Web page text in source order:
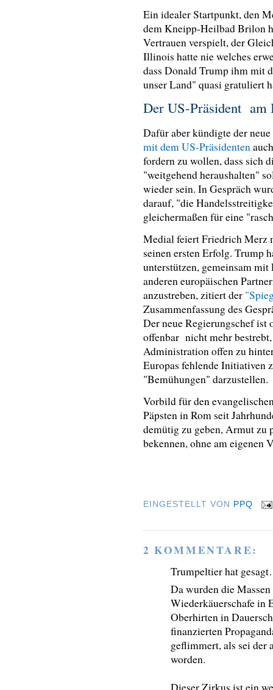
Ein idealer Startpunkt, den
dem Kneipp-Heilbad Brilon
Vertrauen verspielt, der
Illinois hatte nie welches
dass Donald Trump ihm mit
unser Land" quasi gratuliert
Der US-Präsident am
Dafür aber kündigte der
mit dem US-Präsidenten
fordern zu wollen, dass sich
"weitgehend heraushalten"
wieder sein. In Gespräch
darauf, "die
gleichermaßen für eine
Medial feiert Friedrich Merz
seinen ersten Erfolg. Trump
unterstützen, gemeinsam
anderen europäischen
anzustreben, zitiert der
Zusammenfassung des
Der neue Regierungschef ist
offenbar nicht mehr
Administration offen zu
Europas fehlende Initiativen
"Bemühungen" darzustellen.
Vorbild für den
Päpsten in Rom seit
demütig zu geben, Armut zu
bekennen, ohne am eigenen
EINGESTELLT VON PPQ
2 KOMMENTARE:
Trumpeltier hat
Da wurden die
Wiederkäuerschafe in
Oberhirten in
finanzierten
geflimmert, als sei der
worden.